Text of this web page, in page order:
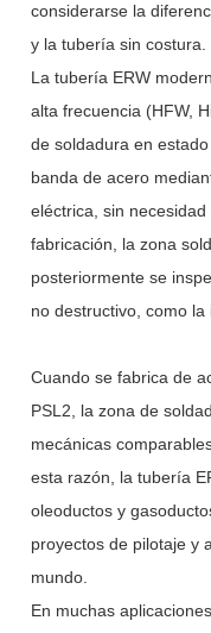
considerarse la
y la tubería sin costura.
La tubería ERW
alta frecuencia (HFW,
de soldadura en
banda de acero
eléctrica, sin
fabricación, la zona
posteriormente se
no destructivo, como
Cuando se fabrica de
PSL2, la zona de
mecánicas
esta razón, la tubería
oleoductos y
proyectos de pilotaje y
mundo.
En muchas